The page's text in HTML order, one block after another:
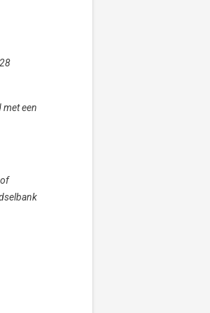
met een